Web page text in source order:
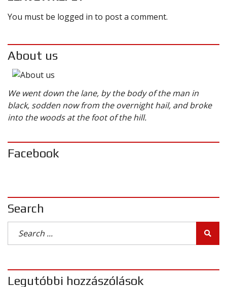
You must be logged in to post a comment.
About us
We went down the lane, by the body of the man in
black, sodden now from the overnight hail, and broke
into the woods at the foot of the hill.
Facebook
Search
Legutóbbi hozzászólások